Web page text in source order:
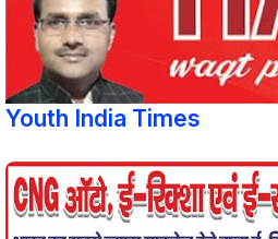
Youth India Times